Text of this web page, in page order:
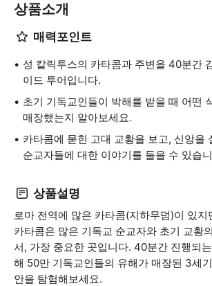
상품소개
매력포인트
성 칼릭투스의 카타콤과 주변을 40분간
이드 투어입니다.
초기 기독교인들이 박해를 받을 때 어떤
매장했는지 알아보세요.
카타콤에 묻힌 고대 교황을 보고, 신앙을
순교자들에 대한 이야기를 들을 수 있습
상품설명
로마 전역에 많은 카타콤(지하무덤)이 있지
카타콤은 많은 기독교 순교자와 초기 교황
서, 가장 중요한 곳입니다. 40분간 진행되
해 50만 기독교인들의 유해가 매장된 3세
안을 탐험해보세요.